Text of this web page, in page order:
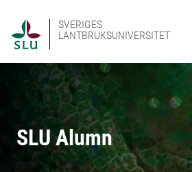
SVERIGES
LANTBRUKSUNIVERSITET
SLU Alumn